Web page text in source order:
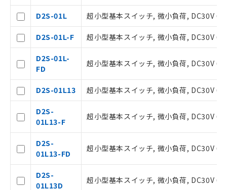
D2S-01L 超小型基本スイッチ, 微小負荷, DC30V
D2S-01L-F 超小型基本スイッチ, 微小負荷, DC30V
D2S-01L-
FD
超小型基本スイッチ, 微小負荷, DC30V
D2S-01L13 超小型基本スイッチ, 微小負荷, DC30V
D2S-
01L13-F
超小型基本スイッチ, 微小負荷, DC30V
D2S-
01L13-FD
超小型基本スイッチ, 微小負荷, DC30V
D2S-
01L13D
超小型基本スイッチ, 微小負荷, DC30V
記
ご利用条件
以下の条件をお読みいただき、同意のうえ
ご利用ください。
本サービスは、当社制御機器事業取扱
商品の当社在庫状況および標準価格(税
抜)を提供させていただくものです。
当社制御機器事業取扱商品の中には、
本サービスの対象外となる商品もある
ことをご了承ください。
在庫状況および標準価格照会結果は、
記載している更新日時点での社内デー
タに基づき作成されるものであり、閲
覧された時点での実際の在庫および標
準価格とは異なる場合があることをご
了承ください。